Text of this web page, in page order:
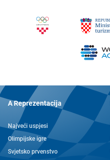
A Reprezentacija
Najveći uspjesi
Olimpijske igre
Svjetsko prvenstvo